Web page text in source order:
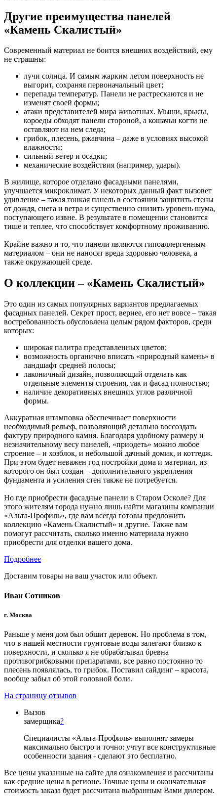
Другие преимущества панелей
«Камень Скалистый»
Современный материал не боится внешних воздействий, ему
не страшны:
лучи солнца. И самым жарким летом поверхность не
выгорит, сохраняя первоначальный цвет;
перепады температур. Панели не растрескаются и не
изменят своей формы;
атаки представителей мира животных. Мыши, крысы,
короеды обходят панели стороной, а кошачьи когти не
оставляют на нем следа;
грибок, плесень, ржавчина – даже в условиях высокой
влажности;
сильный ветер и осадки;
механические воздействия (например, удары).
В жилище, которое отделано фасадными панелями,
улучшается микроклимат. У некоторых данный факт вызовет
удивление – такая тонкая панель в состоянии защитить стены
от дождя, снега и ветра и существенно снизить уровень шума,
поступающего извне. В результате в помещении становится
тише и теплее, что способствует комфортному проживанию.
Крайне важно и то, что панели являются гипоаллергенным
материалом – они не наносят вреда здоровью человека, а
также окружающей среде.
О коллекции – «Камень Скалистый»
Это один из самых популярных вариантов предлагаемых
фасадных панелей. Секрет прост, вернее, его нет вовсе – такая
востребованность обусловлена целым рядом факторов, среди
которых:
широкая палитра представленных цветов;
возможность органично вписать «природный камень» в
ландшафт средней полосы;
лаконичный дизайн, позволяющий отделать как
отдельные элементы строения, так и фасад полностью;
наличие декоративных внешних углов различной
формы.
Аккуратная штамповка обеспечивает поверхности
необходимый рельеф, позволяющий детально воссоздать
фактуру природного камня. Благодаря удобному размеру и
незначительному весу панелей, «приодеть» можно любое
строение – и хозблок, и небольшой дачный домик, и коттедж.
При этом будет неважен год постройки дома и материал, из
которого он был создан – дополнительного укрепления
фундамента и усиления стен также не потребуется.
Но где приобрести фасадные панели в Старом Осколе? Для
этого жителям города нужно лишь найти магазины компании
«Альта-Профиль», где вам всегда готовы предложить
коллекцию «Камень Скалистый» и другие. Также вам
помогут рассчитать, сколько именно материала нужно
приобрести для отделки вашего дома.
Подробнее
Доставим товары на ваш участок или объект.
Иван Сотников
г. Москва
Раньше у меня дом был обшит деревом. Но проблема в том,
что в нашей местности грунтовые воды залегают близко к
поверхности, и сколько я не обрабатывал бревна
противогрибковыми препаратами, все равно постоянно то
плесень появлялась, то грибок. Поставил сайдинг – красота,
вообще забыл об этой головной боли.
На страницу отзывов
Вызов
замерщика?
Специалисты «Альта-Профиль» выполнят замеры
максимально быстро и точно: учтут все конструктивные
особенности здания - сделают это бесплатно.
Все цены указанные на сайте для ознакомления и рассчитаны
как средние цены в регионе. Точные цены и окончательная
стоимость заказа будет рассчитана выбранным Вами дилером.